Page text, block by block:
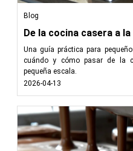
Blog
De la cocina casera a
Una guía práctica para
cuándo y cómo pasar de la
pequeña escala.
2026-04-13